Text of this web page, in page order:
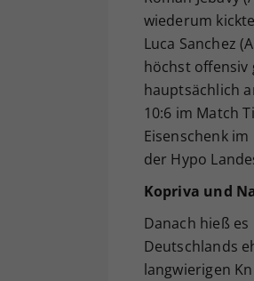
wiederum
Luca Sanchez
höchst
hauptsächlich
10:6 im Match
Eisenschenk
der Hypo
Kopriva und
Danach hieß
Deutschlands
langwierigen